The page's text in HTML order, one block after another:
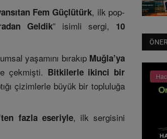
Fem Güçlütürk, ilk pop-
Geldik” isimli sergi, 10
yaşamını bırakıp Muğla’ya
çekmişti. Bitkilerle ikinci bir
çizimlerle büyük bir topluluğa
fazla eseriyle, ilk sergisini